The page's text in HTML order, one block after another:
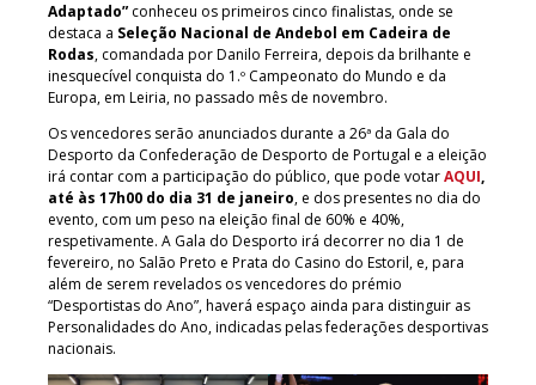
Adaptado” conheceu os primeiros cinco finalistas, onde se
destaca a Seleção Nacional de Andebol em Cadeira de
Rodas, comandada por Danilo Ferreira, depois da brilhante e
inesquecível conquista do 1.º Campeonato do Mundo e da
Europa, em Leiria, no passado mês de novembro.
Os vencedores serão anunciados durante a 26ª da Gala do
Desporto da Confederação de Desporto de Portugal e a eleição
irá contar com a participação do público, que pode votarAQUI,
até às 17h00 do dia 31 de janeiro, e dos presentes no dia do
evento, com um peso na eleição final de 60% e 40%,
respetivamente. A Gala do Desporto irá decorrer no dia 1 de
fevereiro, no Salão Preto e Prata do Casino do Estoril, e, para
além de serem revelados os vencedores do prémio
“Desportistas do Ano”, haverá espaço ainda para distinguir as
Personalidades do Ano, indicadas pelas federações desportivas
nacionais.